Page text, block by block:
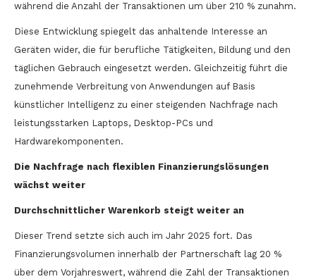
während die Anzahl der Transaktionen um über 210 % zunahm.
Diese Entwicklung spiegelt das anhaltende Interesse an
Geräten wider, die für berufliche Tätigkeiten, Bildung und den
täglichen Gebrauch eingesetzt werden. Gleichzeitig führt die
zunehmende Verbreitung von Anwendungen auf Basis
künstlicher Intelligenz zu einer steigenden Nachfrage nach
leistungsstarken Laptops, Desktop-PCs und
Hardwarekomponenten.
Die Nachfrage nach flexiblen Finanzierungslösungen
wächst weiter
Durchschnittlicher Warenkorb steigt weiter an
Dieser Trend setzte sich auch im Jahr 2025 fort. Das
Finanzierungsvolumen innerhalb der Partnerschaft lag 20 %
über dem Vorjahreswert, während die Zahl der Transaktionen